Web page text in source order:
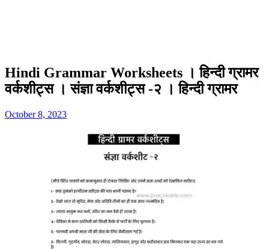
Hindi Grammar Worksheets । हिन्दी ग्रामर
वर्कशीट्स । संज्ञा वर्कशीट्स -२ । हिन्दी ग्रामर
October 8, 2023